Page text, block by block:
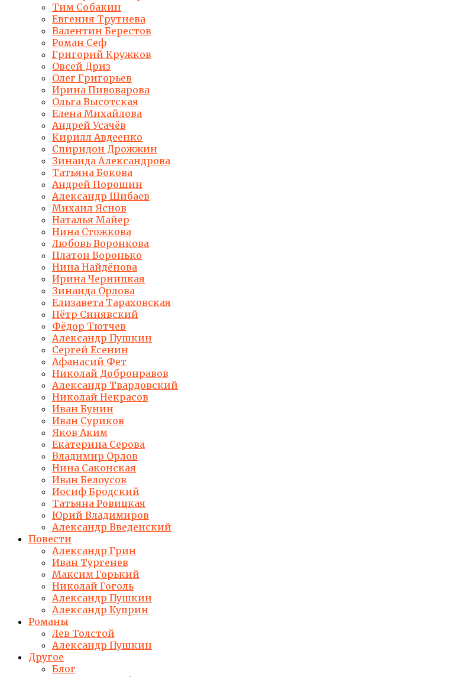
Тим Собакин
Евгения Трутнева
Валентин Берестов
Роман Сеф
Григорий Кружков
Овсей Дриз
Олег Григорьев
Ирина Пивоварова
Ольга Высотская
Елена Михайлова
Андрей Усачёв
Кирилл Авдеенко
Спиридон Дрожжин
Зинаида Александрова
Татьяна Бокова
Андрей Порошин
Александр Шибаев
Михаил Яснов
Наталья Майер
Нина Стожкова
Любовь Воронкова
Платон Воронько
Нина Найдёнова
Ирина Черницкая
Зинаида Орлова
Елизавета Тараховская
Пётр Синявский
Фёдор Тютчев
Александр Пушкин
Сергей Есенин
Афанасий Фет
Николай Добронравов
Александр Твардовский
Николай Некрасов
Иван Бунин
Иван Суриков
Яков Аким
Екатерина Серова
Владимир Орлов
Нина Саконская
Иван Белоусов
Иосиф Бродский
Татьяна Ровицкая
Юрий Владимиров
Александр Введенский
Повести
Александр Грин
Иван Тургенев
Максим Горький
Николай Гоголь
Александр Пушкин
Александр Куприн
Романы
Лев Толстой
Александр Пушкин
Другое
Блог